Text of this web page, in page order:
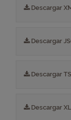
Descargar
Descargar
Descargar
Descargar